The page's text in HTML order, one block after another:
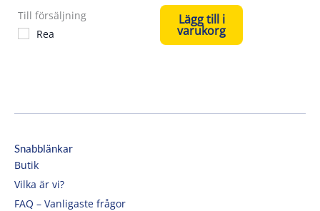
Till försäljning
Rea
Lägg till i
varukorg
Snabblänkar
Butik
Vilka är vi?
FAQ – Vanligaste frågor